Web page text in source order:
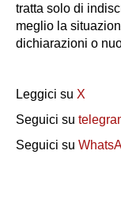
tratta solo di
meglio la
dichiarazioni o
Leggici su X
Seguici su
Seguici su